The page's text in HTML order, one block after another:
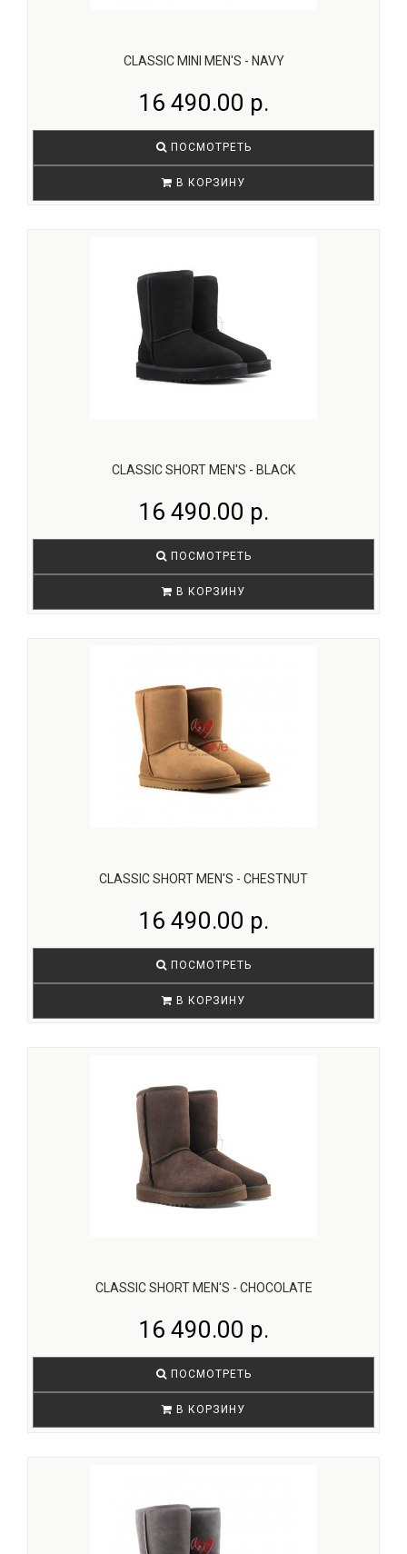
CLASSIC MINI MEN'S - NAVY
16 490.00 р.
ПОСМОТРЕТЬ
В КОРЗИНУ
CLASSIC SHORT MEN'S - BLACK
16 490.00 р.
ПОСМОТРЕТЬ
В КОРЗИНУ
CLASSIC SHORT MEN'S - CHESTNUT
16 490.00 р.
ПОСМОТРЕТЬ
В КОРЗИНУ
CLASSIC SHORT MEN'S - CHOCOLATE
16 490.00 р.
ПОСМОТРЕТЬ
В КОРЗИНУ